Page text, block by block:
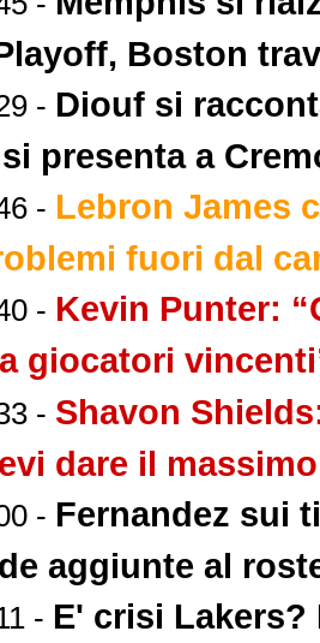
Boston
- Diouf si
presenta a
- Lebron James
fuori dal
- Kevin Punter:
giocatori
- Shavon
dare il
- Fernandez sui
aggiunte al
- E' crisi